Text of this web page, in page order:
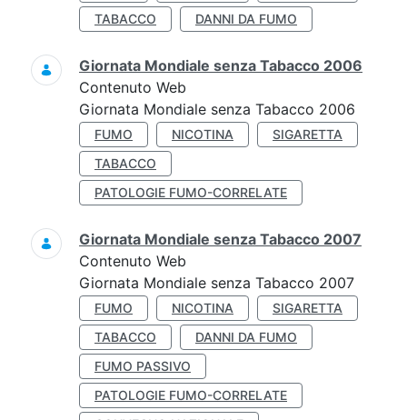
TABACCO DANNI DA FUMO
Giornata Mondiale senza Tabacco 2006
Contenuto Web
Giornata Mondiale senza Tabacco 2006
FUMO NICOTINA
SIGARETTA
TABACCO
PATOLOGIE FUMO-CORRELATE
Giornata Mondiale senza Tabacco 2007
Contenuto Web
Giornata Mondiale senza Tabacco 2007
FUMO NICOTINA
SIGARETTA
TABACCO
DANNI DA FUMO
FUMO PASSIVO
PATOLOGIE FUMO-CORRELATE